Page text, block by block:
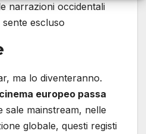
narrazioni occidentali
escluso
ma lo diventeranno.
europeo passa
sale mainstream, nelle
globale, questi registi